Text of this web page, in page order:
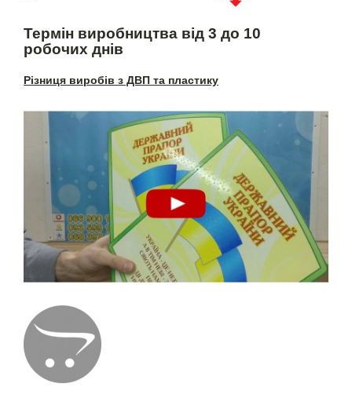
Термін виробництва від 3 до 10
робочих днів
Різниця виробів з ДВП та пластику